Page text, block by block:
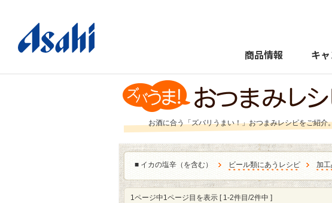
商品情報 キ
お酒に合う「ズバリうまい！」おつまみレシピをご紹介
■ イカの塩辛（を含む） ビール類にあうレシピ 加
1ページ中1ページ目を表示 [ 1-2件目/2件中 ]